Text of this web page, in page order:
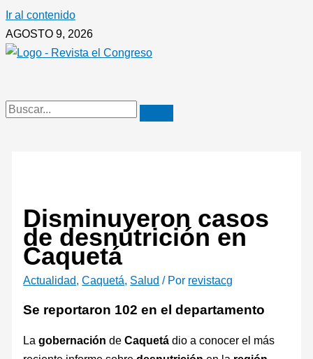
Ir al contenido
AGOSTO 9, 2026
Disminuyeron casos
de desnutrición en
Caquetá
Actualidad,Caquetá, Salud / Por revistacg
Se reportaron 102 en el departamento
Lagobernación deCaquetá dio a conocer el más